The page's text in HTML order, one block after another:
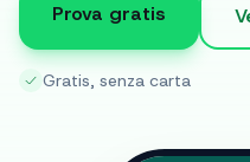
Prova gratis
Gratis, senza carta